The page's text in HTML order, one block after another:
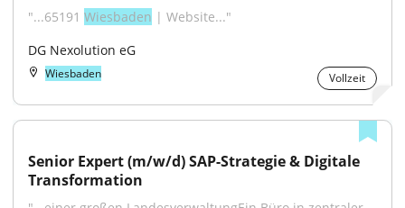
"...65191 Wiesbaden | Website..."
DG Nexolution eG
Wiesbaden Vollzeit
Senior Expert (m/w/d) SAP-Strategie & Digitale
Transformation